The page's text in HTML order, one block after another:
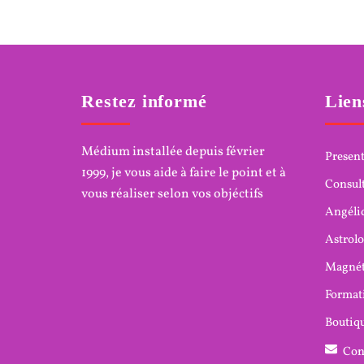
Restez informé
Médium installée depuis février
1999, je vous aide à faire le point et à
vous réaliser selon vos objéctifs